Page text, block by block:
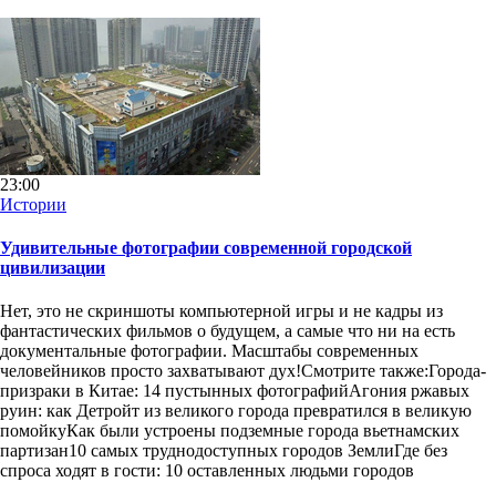
23:00
Истории
Удивительные фотографии современной городской
цивилизации
Нет, это не скриншоты компьютерной игры и не кадры из
фантастических фильмов о будущем, а самые что ни на есть
документальные фотографии. Масштабы современных
человейников просто захватывают дух!Смотрите также:Города-
призраки в Китае: 14 пустынных фотографийАгония ржавых
руин: как Детройт из великого города превратился в великую
помойкуКак были устроены подземные города вьетнамских
партизан10 самых труднодоступных городов ЗемлиГде без
спроса ходят в гости: 10 оставленных людьми городов